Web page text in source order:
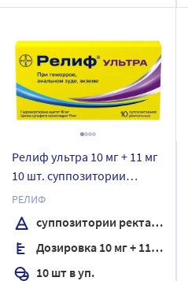
Релиф ультра 10 мг + 11 мг
10 шт. суппозитории
ректальные
РЕЛИФ
суппозитории ректальные
Дозировка 10 мг + 11 мг
10 шт в уп.